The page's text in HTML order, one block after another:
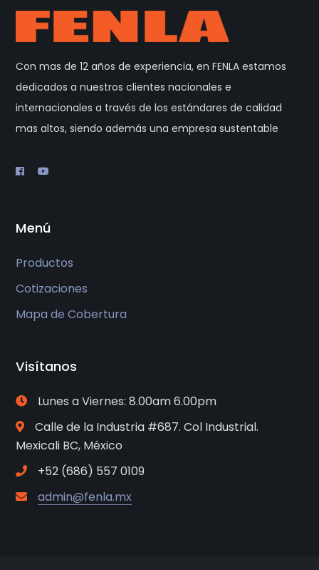
Con mas de 12 años de experiencia, en FENLA estamos
dedicados a nuestros clientes nacionales e
internacionales a través de los estándares de calidad
mas altos, siendo además una empresa sustentable
Menú
Productos
Cotizaciones
Mapa de Cobertura
Visítanos
Lunes a Viernes: 8.00am 6.00pm
Calle de la Industria #687. Col Industrial.
Mexicali BC, México
+52 (686) 557 0109
admin@fenla.mx